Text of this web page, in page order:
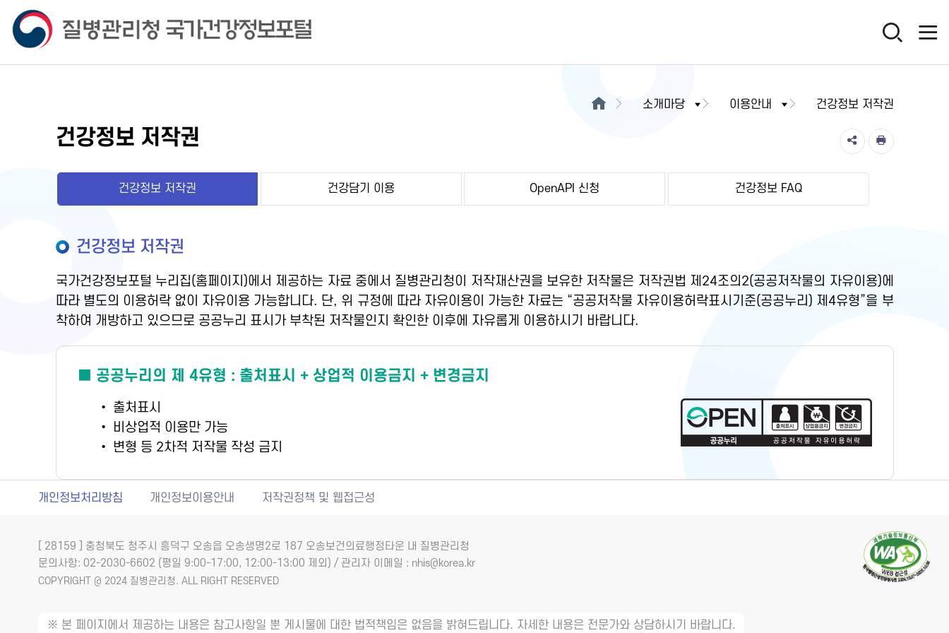
소개마당 이용안내 건강정보 저작권
건강정보 저작권
건강정보 저작권 건강담기 이용 OpenAPI 신청 건강정보 FAQ
건강정보 저작권
국가건강정보포털 누리집(홈페이지)에서 제공하는 자료 중에서 질병관리청이 저작재산권을 보유한 저작물은 저작권법 제24조의2(공공저작물의 자유이용)에
따라 별도의 이용허락 없이 자유이용 가능합니다. 단, 위 규정에 따라 자유이용이 가능한 자료는 “공공저작물 자유이용허락표시기준(공공누리) 제4유형”을 부
착하여 개방하고 있으므로 공공누리 표시가 부착된 저작물인지 확인한 이후에 자유롭게 이용하시기 바랍니다.
■ 공공누리의 제 4유형 : 출처표시 + 상업적 이용금지 + 변경금지
• 출처표시
• 비상업적 이용만 가능
• 변형 등 2차적 저작물 작성 금지
개인정보처리방침 개인정보이용안내 저작권정책 및 웹접근성
[ 28159 ] 충청북도 청주시 흥덕구 오송읍 오송생명2로 187 오송보건의료행정타운 내 질병관리청
문의사항: 02-2030-6602 (평일 9:00-17:00, 12:00-13:00 제외) / 관리자 이메일 : nhis@korea.kr
COPYRIGHT @ 2024 질병관리청. ALL RIGHT RESERVED
※ 본 페이지에서 제공하는 내용은 참고사항일 뿐 게시물에 대한 법적책임은 없음을 밝혀드립니다. 자세한 내용은 전문가와 상담하시기 바랍니다.